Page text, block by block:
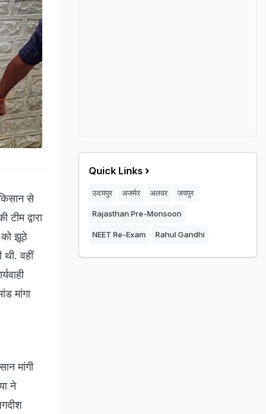
से
द्वारा
को झूठे
वहीं
मांगा
मांगी
ने
Quick Links
उदयपुर अजमेर अलवर जयपुर
Rajasthan Pre-Monsoon
NEET Re-Exam Rahul Gandhi